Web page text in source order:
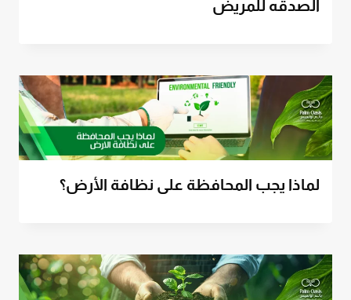
الصدقه للمريض
لماذا يجب المحافظة على نظافة الأرض؟